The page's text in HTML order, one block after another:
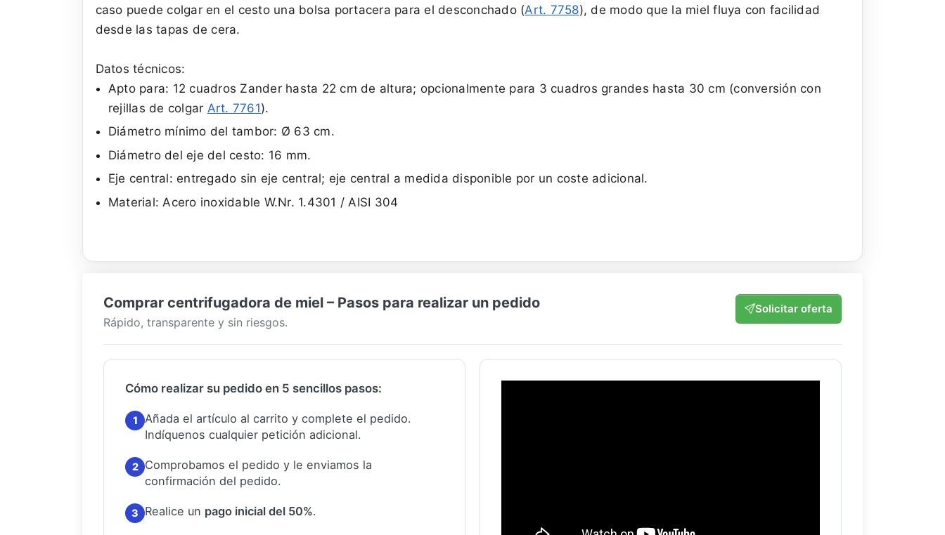
caso puede colgar en el cesto una bolsa portacera para el desconchado (Art. 7758), de modo que la miel fluya con facilidad
desde las tapas de cera.
Datos técnicos:
Apto para: 12 cuadros Zander hasta 22 cm de altura; opcionalmente para 3 cuadros grandes hasta 30 cm (conversión con
rejillas de colgar Art. 7761).
Diámetro mínimo del tambor: Ø 63 cm.
Diámetro del eje del cesto: 16 mm.
Eje central: entregado sin eje central; eje central a medida disponible por un coste adicional.
Material: Acero inoxidable W.Nr. 1.4301 / AISI 304
Comprar centrifugadora de miel – Pasos para realizar un pedido
Rápido, transparente y sin riesgos.
Solicitar oferta
Cómo realizar su pedido en 5 sencillos pasos:
1
Añada el artículo al carrito y complete el pedido.
Indíquenos cualquier petición adicional.
2
Comprobamos el pedido y le enviamos la
confirmación del pedido.
3 Realice un pago inicial del 50%.